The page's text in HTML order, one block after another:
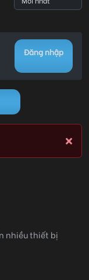
18:03 0
Đăng nhập
nhiều thiết bị